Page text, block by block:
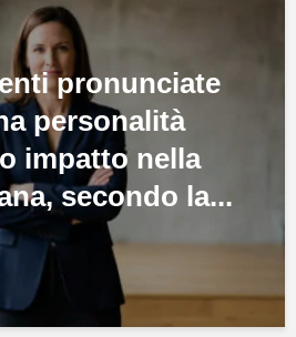
pronunciate
personalità
impatto nella
secondo la...